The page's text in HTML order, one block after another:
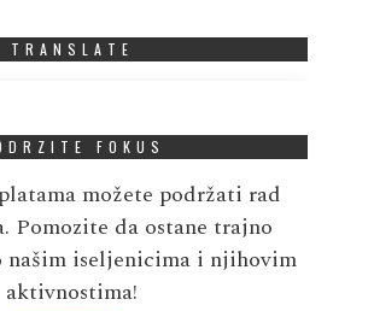
TRANSLATE
FOKUS
možete podržati rad
Pomozite da ostane trajno
našim iseljenicima i njihovim
aktivnostima!